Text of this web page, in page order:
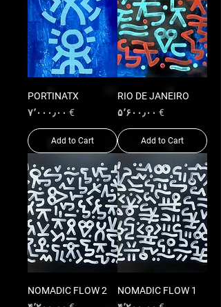
RIO DE JANEIRO
Price
€ ۵٬۶۰۰٫۰۰
Add to Cart
PORTINATX
Price
€ ۷٬۰۰۰٫۰۰
Add to Cart
NOMADIC FLOW 1
NOMADIC FLOW 2